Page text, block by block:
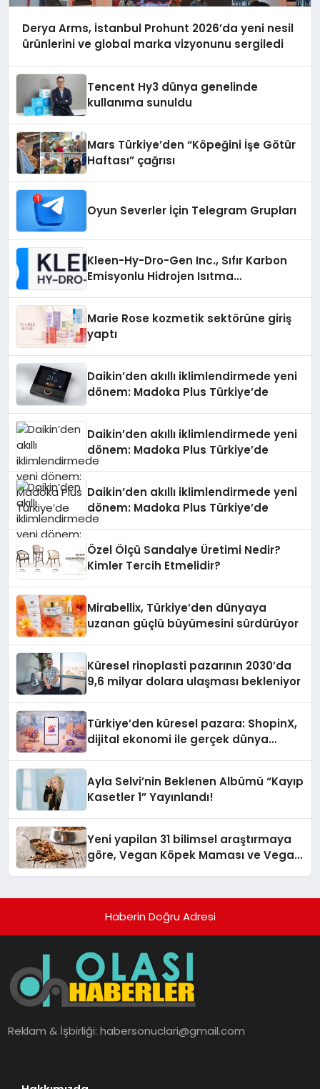
Derya Arms, İstanbul Prohunt 2026’da yeni nesil
ürünlerini ve global marka vizyonunu sergiledi
Tencent Hy3 dünya genelinde
kullanıma sunuldu
Mars Türkiye’den “Köpeğini İşe Götür
Haftası” çağrısı
Oyun Severler İçin Telegram Grupları
Kleen-Hy-Dro-Gen Inc., Sıfır Karbon
Emisyonlu Hidrojen Isıtma
Marie Rose kozmetik sektörüne giriş
yaptı
Daikin’den akıllı iklimlendirmede yeni
dönem: Madoka Plus Türkiye’de
Daikin’den akıllı iklimlendirmede yeni
dönem: Madoka Plus Türkiye’de
Daikin’den akıllı iklimlendirmede yeni
dönem: Madoka Plus Türkiye’de
Özel Ölçü Sandalye Üretimi Nedir?
Kimler Tercih Etmelidir?
Mirabellix, Türkiye’den dünyaya
uzanan güçlü büyümesini sürdürüyor
Küresel rinoplasti pazarının 2030’da
9,6 milyar dolara ulaşması bekleniyor
Türkiye’den küresel pazara: ShopinX,
dijital ekonomi ile gerçek dünya
Ayla Selvi’nin Beklenen Albümü “Kayıp
Kasetler 1” Yayınlandı!
Yeni yapilan 31 bilimsel araştırmaya
göre, Vegan Köpek Maması ve Vegan
Haberin Doğru Adresi
Reklam & İşbirliği:habersonuclari@gmail.com